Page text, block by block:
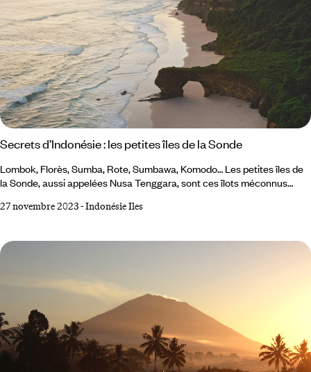
Secrets d’Indonésie : les petites îles de la Sonde
Lombok, Florès, Sumba, Rote, Sumbawa, Komodo… Les petites îles de
la Sonde, aussi appelées Nusa Tenggara, sont ces îlots méconnus
elles restent souvent dans l’ombre des grandes, à l’instar de la très
conservé leurs richesses : une grande diversité ethnique et linguistique,
la cohabitation réussie de croyances, rites et cultures, sur fond
27 novembre 2023-Indonésie Iles